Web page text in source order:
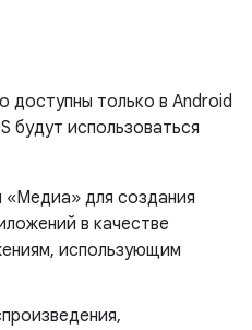
доступны только в Android
будут использоваться
«Медиа» для создания
в качестве
использующим